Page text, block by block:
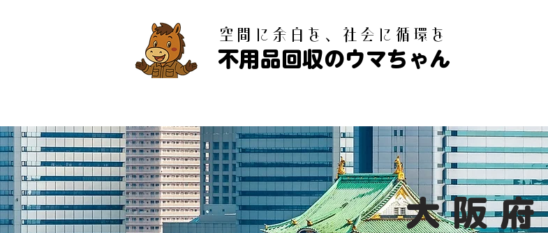
​空間に余白を、社会に循環を
不用品回収のウマちゃん
大阪府